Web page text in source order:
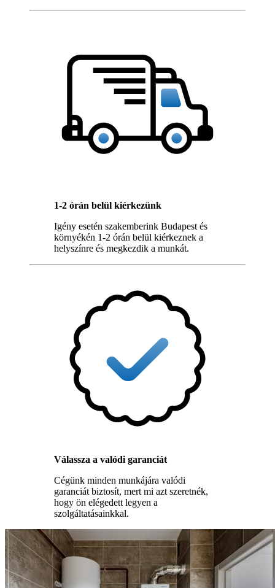
1-2 órán belül kiérkezünk
Igény esetén szakemberink Budapest és
környékén 1-2 órán belül kiérkeznek a
helyszínre és megkezdik a munkát.
Válassza a valódi garanciát
Cégünk minden munkájára valódi
garanciát biztosít, mert mi azt szeretnék,
hogy ön elégedett legyen a
szolgáltatásainkkal.